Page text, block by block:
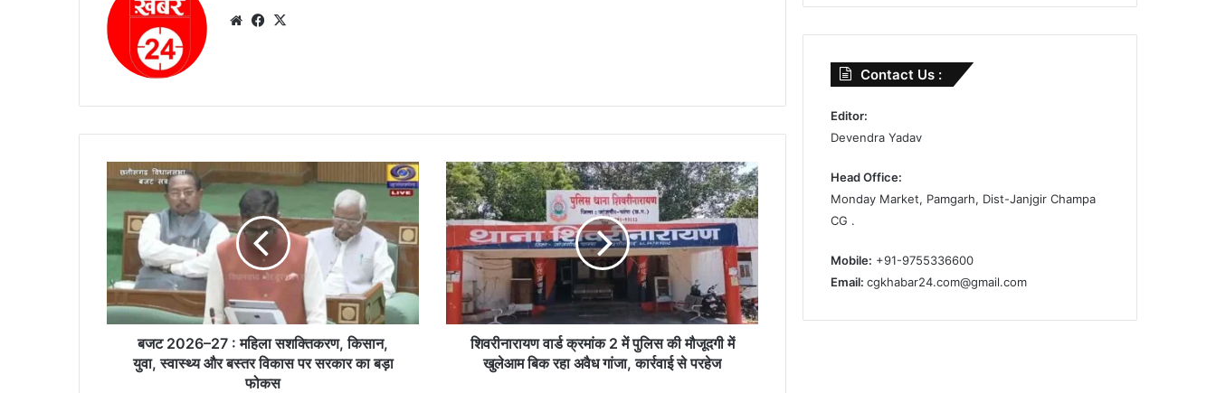
We Fa
ज
2
6
–
2
बजट 2026–27 : महिला सशक्तिकरण, किसान,
युवा, स्वास्थ्य और बस्तर विकास पर सरकार का बड़ा
फोकस
शि
व
री
ना
रा
य
ण
वा
र्ड
शिवरीनारायण वार्ड क्रमांक 2 में पुलिस की मौजूदगी में
खुलेआम बिक रहा अवैध गांजा, कार्रवाई से परहेज
Contact Us :
Editor:
Devendra Yadav
Head Office:
Monday Market, Pamgarh, Dist-Janjgir Champa
CG .
Mobile: +91-9755336600
Email:cgkhabar24.com@gmail.com